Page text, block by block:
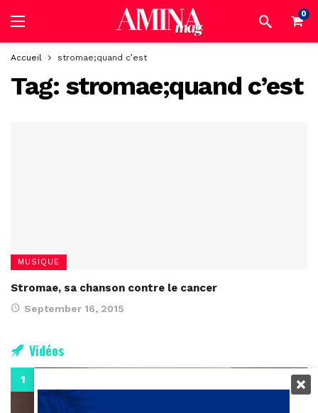
0
Accueil stromae;quand c’est
Tag: stromae;quand c’est
MUSIQUE
Stromae, sa chanson contre le cancer
September 16, 2015
Vidéos